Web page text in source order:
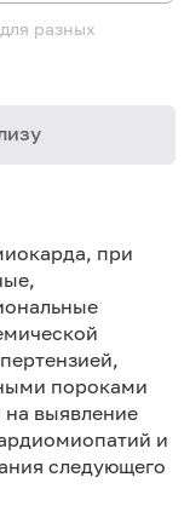
разных
при
пороками
выявление
и
следующего